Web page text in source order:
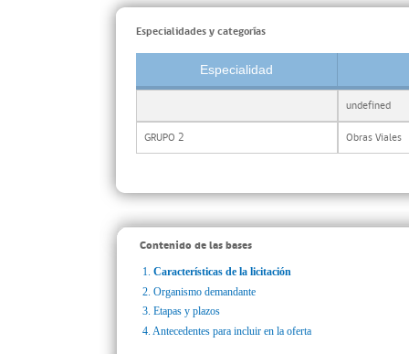
Especialidades y categorías
Especialidad
undefined
GRUPO 2 Obras Viales
Contenido de las bases
1. Características de la licitación
2. Organismo demandante
3. Etapas y plazos
4. Antecedentes para incluir en la oferta